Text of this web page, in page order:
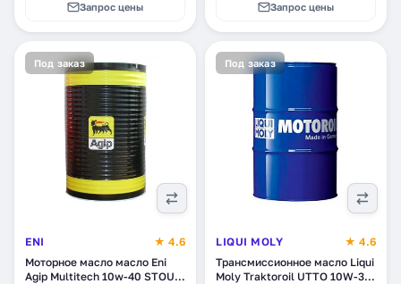
Запрос цены Запрос цены
Под заказ
ENI
★ 4.6
Моторное масло масло Eni
Agip Multitech 10w-40 STOU,
Под заказ
LIQUI MOLY
★ 4.6
Трансмиссионное масло Liqui
Moly Traktoroil UTTO 10W-30,